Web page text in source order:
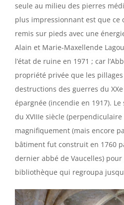
seule au milieu des pierres
plus impressionnant est que ce
remis sur pieds avec une
Alain et Marie-Maxellende
l’état de ruine en 1971 ; car
propriété privée que les
destructions des guerres du XXe
épargnée (incendie en 1917).
du XVIIIe siècle (perpendiculaire
magnifiquement (mais encore
bâtiment fut construit en 1760
dernier abbé de Vaucelles)
bibliothèque qui regroupa